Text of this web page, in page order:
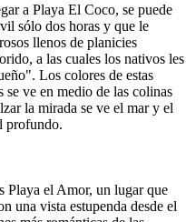
a Playa El Coco, se puede
sólo dos horas y que le
llenos de planicies
a las cuales los nativos les
Los colores de estas
ve en medio de las colinas
la mirada se ve el mar y el
profundo.
Playa el Amor, un lugar que
una vista estupenda desde el